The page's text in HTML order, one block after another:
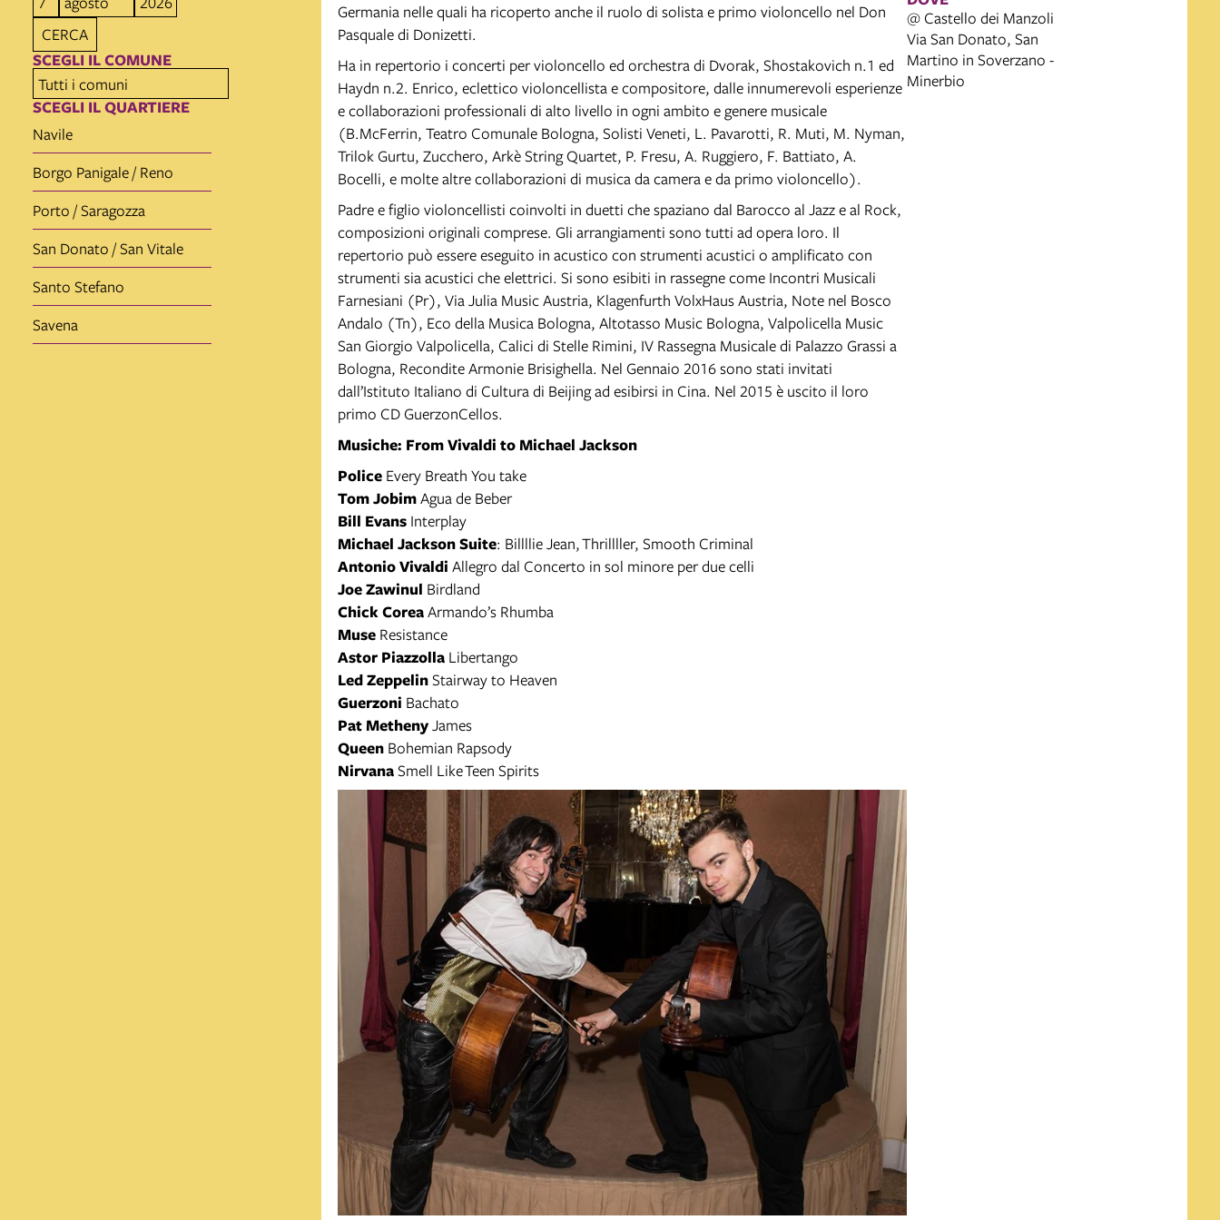
CERCA
SCEGLI IL COMUNE
SCEGLI IL QUARTIERE
Navile
Borgo Panigale / Reno
Porto / Saragozza
San Donato / San Vitale
Santo Stefano
Savena
Germania nelle quali ha ricoperto anche il ruolo di solista e primo violoncello nel Don
Pasquale di Donizetti.
Ha in repertorio i concerti per violoncello ed orchestra di Dvorak, Shostakovich n.1 ed
Haydn n.2. Enrico, eclettico violoncellista e compositore, dalle innumerevoli esperienze
e collaborazioni professionali di alto livello in ogni ambito e genere musicale
(B.McFerrin, Teatro Comunale Bologna, Solisti Veneti, L. Pavarotti, R. Muti, M. Nyman,
Trilok Gurtu, Zucchero, Arkè String Quartet, P. Fresu, A. Ruggiero, F. Battiato, A.
Bocelli, e molte altre collaborazioni di musica da camera e da primo violoncello).
Padre e figlio violoncellisti coinvolti in duetti che spaziano dal Barocco al Jazz e al Rock,
composizioni originali comprese. Gli arrangiamenti sono tutti ad opera loro. Il
repertorio può essere eseguito in acustico con strumenti acustici o amplificato con
strumenti sia acustici che elettrici. Si sono esibiti in rassegne come Incontri Musicali
Farnesiani (Pr), Via Julia Music Austria, Klagenfurth VolxHaus Austria, Note nel Bosco
Andalo (Tn), Eco della Musica Bologna, Altotasso Music Bologna, Valpolicella Music
San Giorgio Valpolicella, Calici di Stelle Rimini, IV Rassegna Musicale di Palazzo Grassi a
Bologna, Recondite Armonie Brisighella. Nel Gennaio 2016 sono stati invitati
dall’Istituto Italiano di Cultura di Beijing ad esibirsi in Cina. Nel 2015 è uscito il loro
primo CD GuerzonCellos.
Musiche: From Vivaldi to Michael Jackson
Police Every Breath You take
Tom JobimAgua de Beber
Bill Evans Interplay
Michael Jackson Suite: Billllie Jean, Thrillller, Smooth Criminal
Antonio Vivaldi Allegro dal Concerto in sol minore per due celli
Joe Zawinul Birdland
Chick CoreaArmando’s Rhumba
Muse Resistance
Astor Piazzolla Libertango
Led ZeppelinStairway to Heaven
Guerzoni Bachato
Pat MethenyJames
Queen Bohemian Rapsody
NirvanaSmell Like Teen Spirits
@ Castello dei Manzoli
Via San Donato, San
Martino in Soverzano -
Minerbio